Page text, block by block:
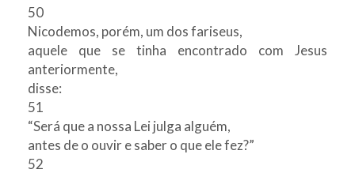
50
Nicodemos, porém, um dos fariseus,
aquele que se tinha encontrado com Jesus
anteriormente,
disse:
51
“Será que a nossa Lei julga alguém,
antes de o ouvir e saber o que ele fez?”
52